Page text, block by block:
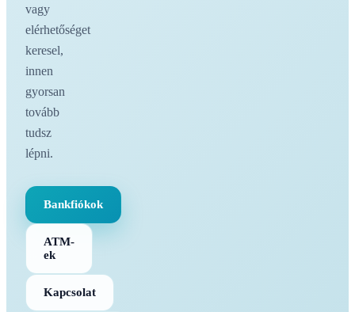
vagy
elérhetőséget
keresel,
innen
gyorsan
tovább
tudsz
lépni.
Bankfiókok
ATM-
ek
Kapcsolat